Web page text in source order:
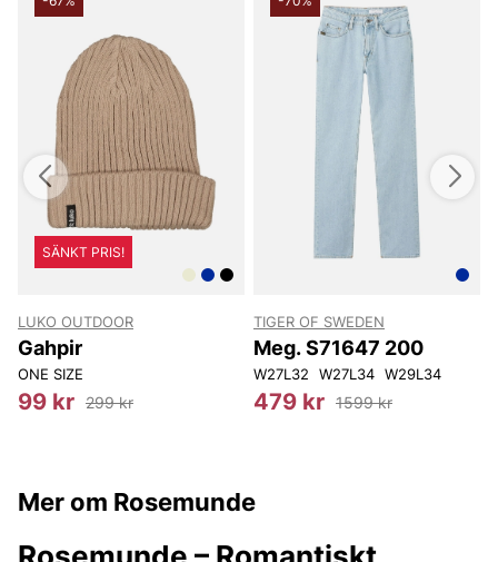
SÄNKT PRIS!
LUKO OUTDOOR
Gahpir
ONE SIZE
99 kr 299 kr
TIGER OF SWEDEN
Meg. S71647 200
W27L32 W27L34 W29L34
479 kr 1599 kr
Mer om Rosemunde